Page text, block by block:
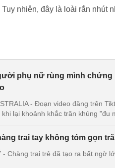
nhiên, đây là loài rắn nhút
phụ nữ rùng mình chứng
- Đoạn video đăng trên
khi lại khoảnh khắc trăn khủng "đu
trai tay không tóm gọn
- Chàng trai trẻ đã tạo ra bất ngờ